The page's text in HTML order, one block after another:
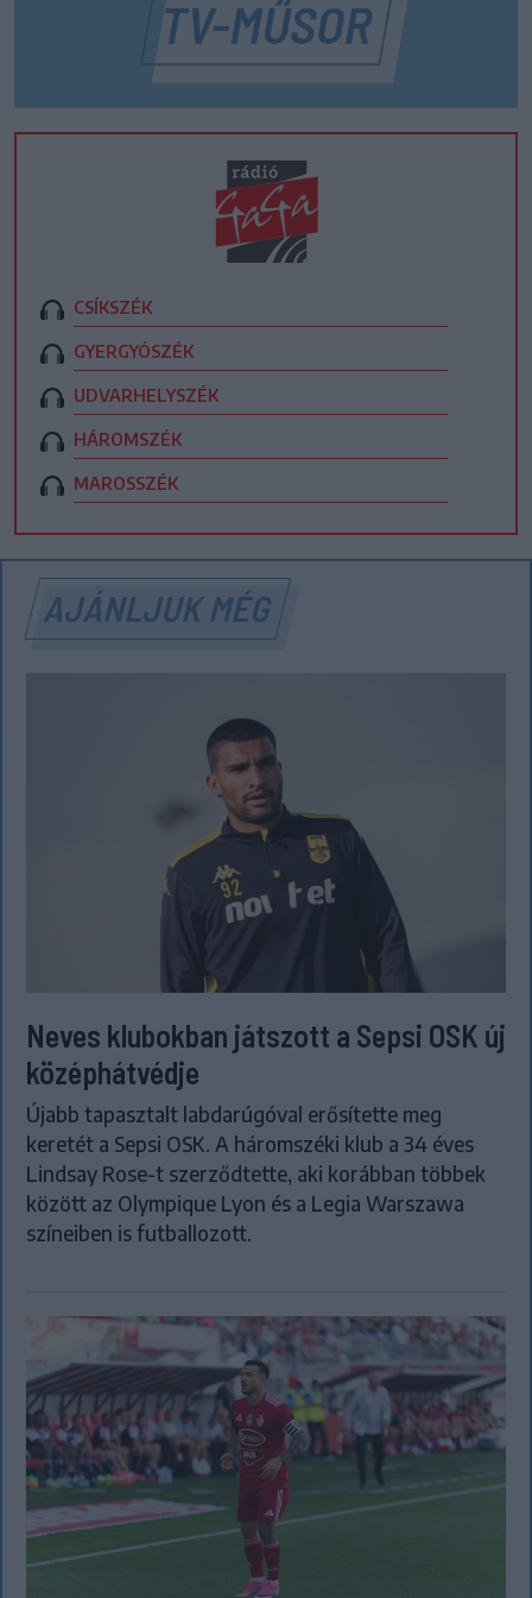
CSÍKSZÉK
GYERGYÓSZÉK
UDVARHELYSZÉK
HÁROMSZÉK
MAROSSZÉK
AJÁNLJUK MÉG
Neves klubokban játszott a Sepsi OSK új
középhátvédje
Újabb tapasztalt labdarúgóval erősítette meg
keretét a Sepsi OSK. A háromszéki klub a 34 éves
Lindsay Rose-t szerződtette, aki korábban többek
között az Olympique Lyon és a Legia Warszawa
színeiben is futballozott.